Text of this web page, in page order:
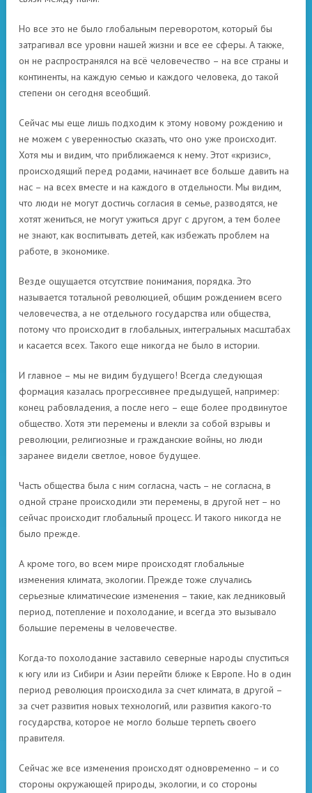
Но все это не было глобальным переворотом, который бы
затрагивал все уровни нашей жизни и все ее сферы. А также,
он не распространялся на всё человечество – на все страны и
континенты, на каждую семью и каждого человека, до такой
степени он сегодня всеобщий.
Сейчас мы еще лишь подходим к этому новому рождению и
не можем с уверенностью сказать, что оно уже происходит.
Хотя мы и видим, что приближаемся к нему. Этот «кризис»,
происходящий перед родами, начинает все больше давить на
нас – на всех вместе и на каждого в отдельности. Мы видим,
что люди не могут достичь согласия в семье, разводятся, не
хотят жениться, не могут ужиться друг с другом, а тем более
не знают, как воспитывать детей, как избежать проблем на
работе, в экономике.
Везде ощущается отсутствие понимания, порядка. Это
называется тотальной революцией, общим рождением всего
человечества, а не отдельного государства или общества,
потому что происходит в глобальных, интегральных масштабах
и касается всех. Такого еще никогда не было в истории.
И главное – мы не видим будущего! Всегда следующая
формация казалась прогрессивнее предыдущей, например:
конец рабовладения, а после него – еще более продвинутое
общество. Хотя эти перемены и влекли за собой взрывы и
революции, религиозные и гражданские войны, но люди
заранее видели светлое, новое будущее.
Часть общества была с ним согласна, часть – не согласна, в
одной стране происходили эти перемены, в другой нет – но
сейчас происходит глобальный процесс. И такого никогда не
было прежде.
А кроме того, во всем мире происходят глобальные
изменения климата, экологии. Прежде тоже случались
серьезные климатические изменения – такие, как ледниковый
период, потепление и похолодание, и всегда это вызывало
большие перемены в человечестве.
Когда-то похолодание заставило северные народы спуститься
к югу или из Сибири и Азии перейти ближе к Европе. Но в один
период революция происходила за счет климата, в другой –
за счет развития новых технологий, или развития какого-то
государства, которое не могло больше терпеть своего
правителя.
Сейчас же все изменения происходят одновременно – и со
стороны окружающей природы, экологии, и со стороны